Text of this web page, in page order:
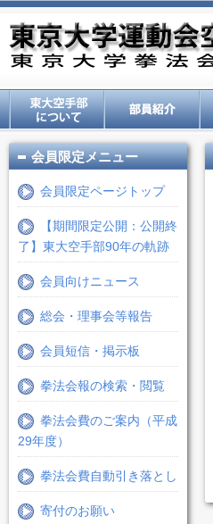
会員限定メニュー
会員限定ページトップ
【期間限定公開：公開終
了】東大空手部90年の軌跡
会員向けニュース
総会・理事会等報告
会員短信・掲示板
拳法会報の検索・閲覧
拳法会費のご案内（平成
29年度）
拳法会費自動引き落とし
寄付のお願い